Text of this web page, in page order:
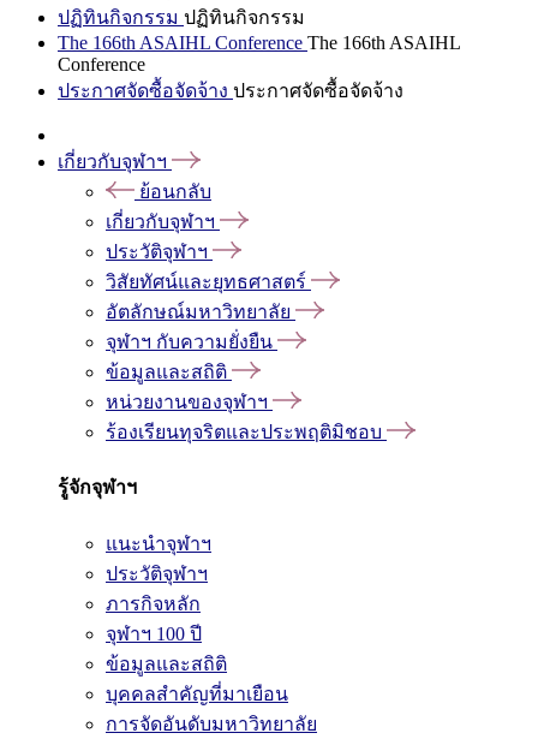
ปฏิทินกิจกรรม ปฏิทินกิจกรรม
The 166th ASAIHL Conference The 166th ASAIHL
Conference
ประกาศจัดซื้อจัดจ้าง ประกาศจัดซื้อจัดจ้าง
เกี่ยวกับจุฬาฯ
ย้อนกลับ
เกี่ยวกับจุฬาฯ
ประวัติจุฬาฯ
วิสัยทัศน์และยุทธศาสตร์
อัตลักษณ์มหาวิทยาลัย
จุฬาฯ กับความยั่งยืน
ข้อมูลและสถิติ
หน่วยงานของจุฬาฯ
ร้องเรียนทุจริตและประพฤติมิชอบ
รู้จักจุฬาฯ
แนะนำจุฬาฯ
ประวัติจุฬาฯ
ภารกิจหลัก
จุฬาฯ 100 ปี
ข้อมูลและสถิติ
บุคคลสำคัญที่มาเยือน
การจัดอันดับมหาวิทยาลัย